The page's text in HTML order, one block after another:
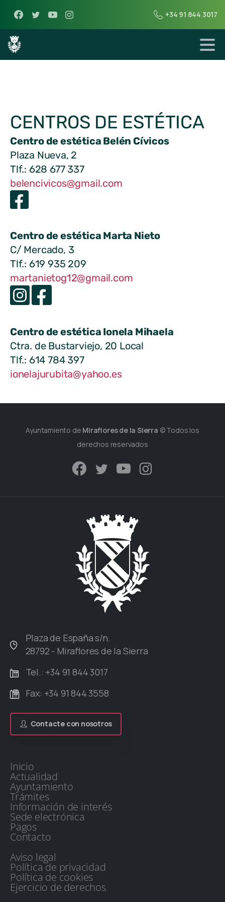
+34 91 844 3017
CENTROS DE ESTÉTICA
Centro de estética Belén Cívicos
Plaza Nueva, 2
Tlf.: 628 677 337
belencivicos@gmail.com
Centro de estética Marta Nieto
C/ Mercado, 3
Tlf.: 619 935 209
martanietog12@gmail.com
Centro de estética Ionela Mihaela
Ctra. de Bustarviejo, 20 Local
Tlf.: 614 784 397
ionelajurubita@yahoo.es
Ayuntamiento de Miraflores de la Sierra © Todos los
derechos reservados
Plaza de España s/n.
28792 - Miraflores de la Sierra
Tel.: +34 91 844 3017
Fax: +34 91 844 3558
Contacte con nosotros
Inicio
Actualidad
Ayuntamiento
Trámites
Información de interés
Sede electrónica
Pagos
Contacto
Aviso legal
Política de privacidad
Política de cookies
Ejercicio de derechos